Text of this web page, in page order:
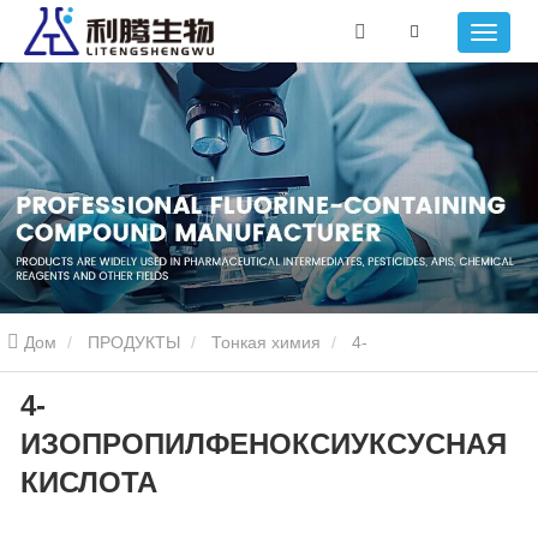
Дом ПРОДУКТЫ Тонкая химия
ИЗОПРОПИЛФЕНОКСИУКСУСНАЯ КИСЛОТА
4-
ИЗОПРОПИЛФЕНОКСИУКСУСНАЯ
КИСЛОТА